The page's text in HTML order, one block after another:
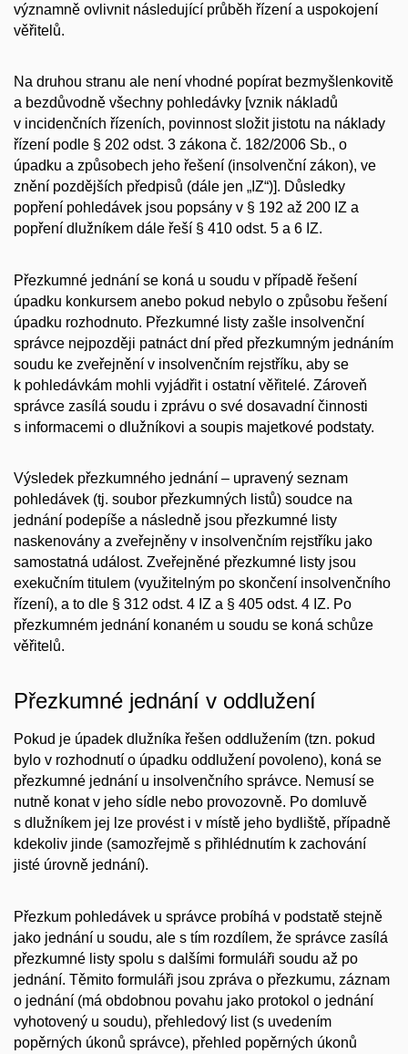
významně ovlivnit následující průběh řízení a uspokojení
věřitelů.
Na druhou stranu ale není vhodné popírat bezmyšlenkovitě
a bezdůvodně všechny pohledávky [vznik nákladů
v incidenčních řízeních, povinnost složit jistotu na náklady
řízení podle § 202 odst. 3 zákona č. 182/2006 Sb., o
úpadku a způsobech jeho řešení (insolvenční zákon), ve
znění pozdějších předpisů (dále jen „IZ“)]. Důsledky
popření pohledávek jsou popsány v § 192 až 200 IZ a
popření dlužníkem dále řeší § 410 odst. 5 a 6 IZ.
Přezkumné jednání se koná u soudu v případě řešení
úpadku konkursem anebo pokud nebylo o způsobu řešení
úpadku rozhodnuto. Přezkumné listy zašle insolvenční
správce nejpozději patnáct dní před přezkumným jednáním
soudu ke zveřejnění v insolvenčním rejstříku, aby se
k pohledávkám mohli vyjádřit i ostatní věřitelé. Zároveň
správce zasílá soudu i zprávu o své dosavadní činnosti
s informacemi o dlužníkovi a soupis majetkové podstaty.
Výsledek přezkumného jednání – upravený seznam
pohledávek (tj. soubor přezkumných listů) soudce na
jednání podepíše a následně jsou přezkumné listy
naskenovány a zveřejněny v insolvenčním rejstříku jako
samostatná událost. Zveřejněné přezkumné listy jsou
exekučním titulem (využitelným po skončení insolvenčního
řízení), a to dle § 312 odst. 4 IZ a § 405 odst. 4 IZ. Po
přezkumném jednání konaném u soudu se koná schůze
věřitelů.
Přezkumné jednání v oddlužení
Pokud je úpadek dlužníka řešen oddlužením (tzn. pokud
bylo v rozhodnutí o úpadku oddlužení povoleno), koná se
přezkumné jednání u insolvenčního správce. Nemusí se
nutně konat v jeho sídle nebo provozovně. Po domluvě
s dlužníkem jej lze provést i v místě jeho bydliště, případně
kdekoliv jinde (samozřejmě s přihlédnutím k zachování
jisté úrovně jednání).
Přezkum pohledávek u správce probíhá v podstatě stejně
jako jednání u soudu, ale s tím rozdílem, že správce zasílá
přezkumné listy spolu s dalšími formuláři soudu až po
jednání. Těmito formuláři jsou zpráva o přezkumu, záznam
o jednání (má obdobnou povahu jako protokol o jednání
vyhotovený u soudu), přehledový list (s uvedením
popěrných úkonů správce), přehled popěrných úkonů